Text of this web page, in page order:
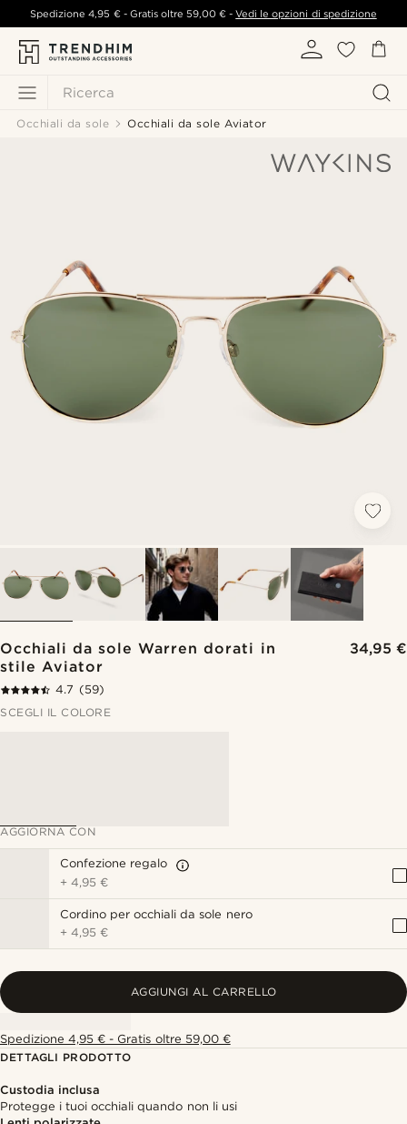
Ricerca
Spedizione4,95 €- Gratis oltre 59,00 € -Vedi le opzioni di spedizione
Occhiali da sole Occhiali da sole Aviator
Occhiali da sole Warren dorati in
stile Aviator
34,95 €
4.7 (59)
SCEGLI IL COLORE
AGGIORNA CON
Confezione regalo
+4,95 €
Cordino per occhiali da sole nero
+4,95 €
AGGIUNGI AL CARRELLO
Spedizione 4,95 € - Gratis oltre 59,00 €
DETTAGLI PRODOTTO
Custodia inclusa
Protegge i tuoi occhiali quando non li usi